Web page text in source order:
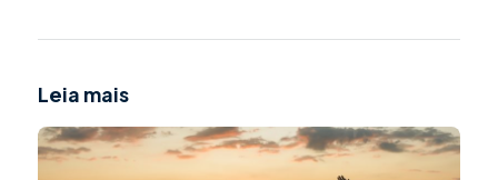
Leia mais